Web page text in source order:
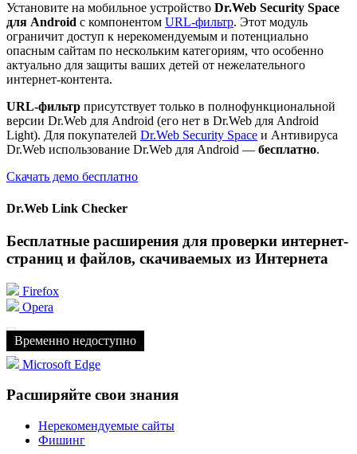
Установите на мобильное устройство Dr.Web Security Space
для Android с компонентом URL-фильтр. Этот модуль
ограничит доступ к нерекомендуемым и потенциально
опасным сайтам по нескольким категориям, что особенно
актуально для защиты ваших детей от нежелательного
интернет-контента.
URL-фильтр присутствует только в полнофункциональной
версии Dr.Web для Android (его нет в Dr.Web для Android
Light). Для покупателей Dr.Web Security Space и Антивируса
Dr.Web использование Dr.Web для Android — бесплатно.
Скачать демо бесплатно
Dr.Web Link Checker
Бесплатные расширения для проверки интернет-
страниц и файлов, скачиваемых из Интернета
Firefox
Opera
Временно недоступно
Chrome
Microsoft Edge
Расширяйте свои знания
Нерекомендуемые сайты
Фишинг